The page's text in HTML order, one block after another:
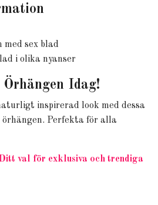
med sex blad
i olika nyanser
Idag!
inspirerad look med dessa
Perfekta för alla
val för exklusiva och trendiga